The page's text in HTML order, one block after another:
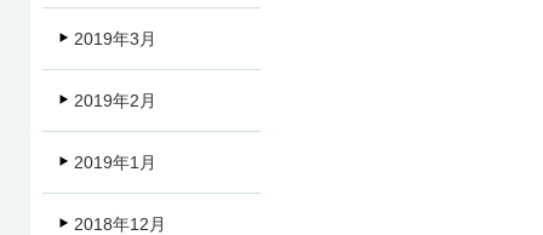
2019年3月
2019年2月
2019年1月
2018年12月